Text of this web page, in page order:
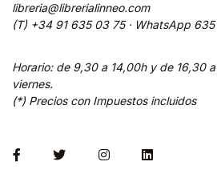
libreria@librerialinneo.com
(T) +34 91 635 03 75 · WhatsApp
Horario: de 9,30 a 14,00h y de 16,30
viernes.
(*) Precios con Impuestos incluidos